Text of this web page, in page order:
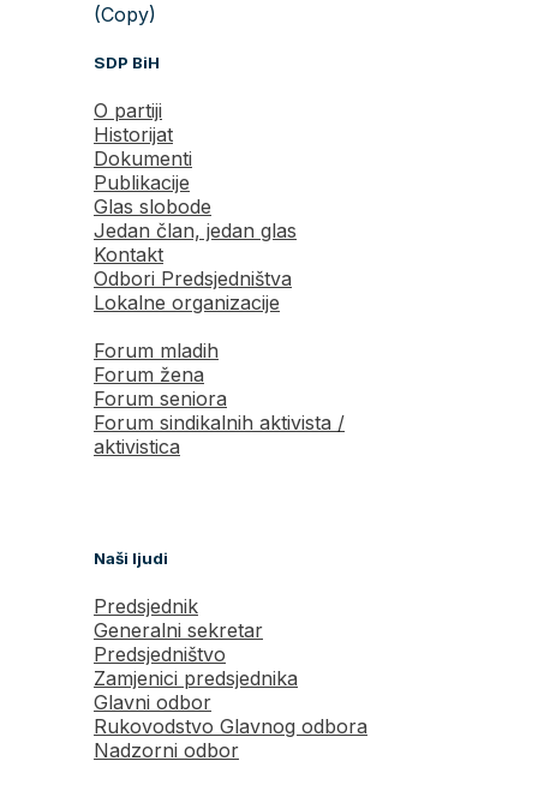
(Copy)
SDP BiH
O partiji
Historijat
Dokumenti
Publikacije
Glas slobode
Jedan član, jedan glas
Kontakt
Odbori Predsjedništva
Lokalne organizacije
Forum mladih
Forum žena
Forum seniora
Forum sindikalnih aktivista /
aktivistica
Naši ljudi
Predsjednik
Generalni sekretar
Predsjedništvo
Zamjenici predsjednika
Glavni odbor
Rukovodstvo Glavnog odbora
Nadzorni odbor